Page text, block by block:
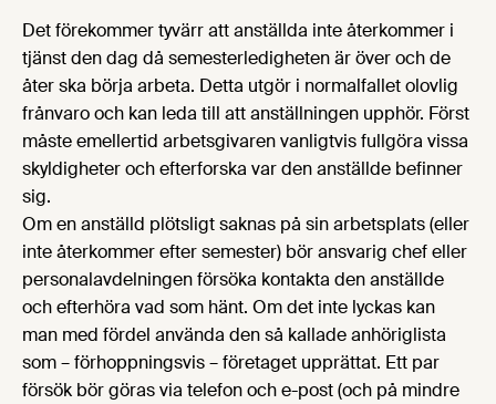
Det förekommer tyvärr att anställda inte återkommer i
tjänst den dag då semesterledigheten är över och de
åter ska börja arbeta. Detta utgör i normalfallet olovlig
frånvaro och kan leda till att anställningen upphör. Först
måste emellertid arbetsgivaren vanligtvis fullgöra vissa
skyldigheter och efterforska var den anställde befinner
sig.
Om en anställd plötsligt saknas på sin arbetsplats (eller
inte återkommer efter semester) bör ansvarig chef eller
personalavdelningen försöka kontakta den anställde
och efterhöra vad som hänt. Om det inte lyckas kan
man med fördel använda den så kallade anhöriglista
som – förhoppningsvis – företaget upprättat. Ett par
försök bör göras via telefon och e-post (och på mindre